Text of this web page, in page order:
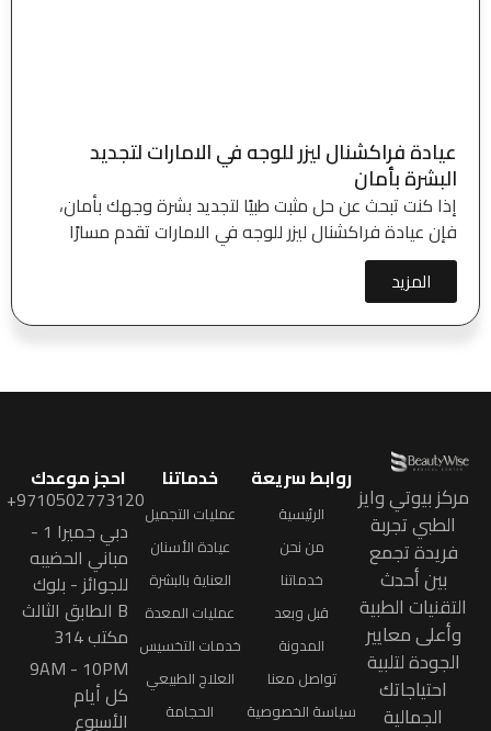
عيادة فراكشنال ليزر للوجه في الامارات لتجديد
البشرة بأمان
إذا كنت تبحث عن حل مثبت طبيًا لتجديد بشرة وجهك بأمان،
فإن عيادة فراكشنال ليزر للوجه في الامارات تقدم مسارًا
المزيد
مركز بيوتي وايز
الطبي تجربة
فريدة تجمع
بين أحدث
التقنيات الطبية
وأعلى معايير
الجودة لتلبية
احتياجاتك
الجمالية
روابط سريعة
الرئيسية
من نحن
خدماتنا
قبل وبعد
المدونة
تواصل معنا
سياسة الخصوصية
خدماتنا
عمليات التجميل
عيادة الأسنان
العناية بالبشرة
عمليات المعدة
خدمات التخسيس
العلاج الطبيعي
الحجامة
احجز موعدك
9710502773120+
دبي جميرا 1 -
مباني الحضيبه
للجوائز - بلوك
B الطابق الثالث
مكتب 314
9AM - 10PM
كل أيام
الأسبوع